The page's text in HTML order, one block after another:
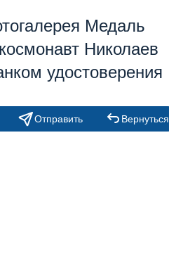
Медаль
Николаев
удостоверения
Отправить Вернуться